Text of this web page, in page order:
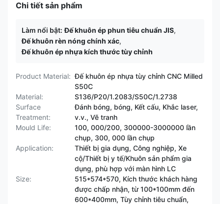
Chi tiết sản phẩm
Làm nổi bật: Đế khuôn ép phun tiêu chuẩn JIS,
Đế khuôn rèn nóng chính xác,
Đế khuôn ép nhựa kích thước tùy chỉnh
Product Material: Đế khuôn ép nhựa tùy chỉnh CNC Milled
S50C
Material:
S136/P20/1.2083/S50C/1.2738
Surface
Treatment:
Đánh bóng, bóng, Kết cấu, Khắc laser,
v.v., Vẽ tranh
Mould Life:
100, 000/200, 300000-3000000 lần
chụp, 300, 000 lần chụp
Application:
Thiết bị gia dụng, Công nghiệp, Xe
cộ/Thiết bị y tế/Khuôn sản phẩm gia
dụng, phù hợp với màn hình LC
Size:
515*574*570, Kích thước khách hàng
được chấp nhận, từ 100*100mm đến
600*400mm, Tùy chỉnh tiêu chuẩn,